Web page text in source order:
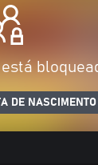
DE NASCIMENTO